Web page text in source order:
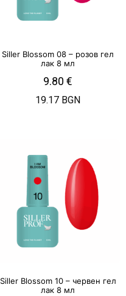
Siller Blossom 08 – розов гел
лак 8 мл
9.80 €
19.17 BGN
Siller Blossom 10 – червен гел
лак 8 мл